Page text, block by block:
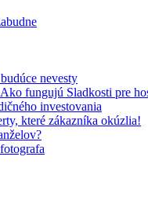
nevesty
fungujú Sladkosti pre
investovania
které zákazníka okúzlia!